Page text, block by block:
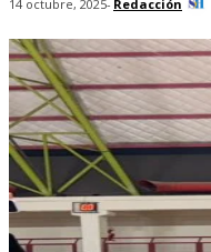
14 octubre, 2025- Redacción